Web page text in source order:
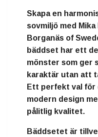
Skapa en
sovmiljö med
Borganäs of
bäddset har ett
mönster som ger
karaktär utan att
Ett perfekt val för
modern design
pålitlig kvalitet.
Bäddsetet är